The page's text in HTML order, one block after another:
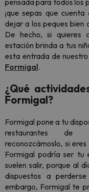
pensada para todos los
¡que sepas que
dejar a los peques bien
De hecho, si quieres
estación brinda a tus
esta entrada de
Formigal.
¿Qué
Formigal?
Formigal pone a tu
restaurantes de
reconozcámoslo, si
Formigal podría ser tu
suelen salir, porque al
dispuestos a
embargo, Formigal te